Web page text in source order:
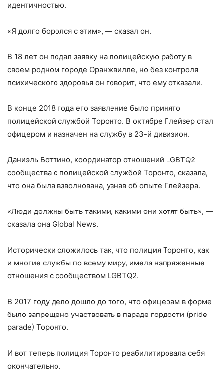
идентичностью.
«Я долго боролся с этим», — сказал он.
В 18 лет он подал заявку на полицейскую работу в
своем родном городе Оранжвилле, но без контроля
психического здоровья он говорит, что ему отказали.
В конце 2018 года его заявление было принято
полицейской службой Торонто. В октябре Глейзер стал
офицером и назначен на службу в 23-й дивизион.
Даниэль Боттино, координатор отношений LGBTQ2
сообщества с полицейской службой Торонто, сказала,
что она была взволнована, узнав об опыте Глейзера.
«Люди должны быть такими, какими они хотят быть», —
сказала она Global News.
Исторически сложилось так, что полиция Торонто, как
и многие службы по всему миру, имела напряженные
отношения с сообществом LGBTQ2.
В 2017 году дело дошло до того, что офицерам в форме
было запрещено участвовать в параде гордости (pride
parade) Торонто.
И вот теперь полиция Торонто реабилитировала себя
окончательно.